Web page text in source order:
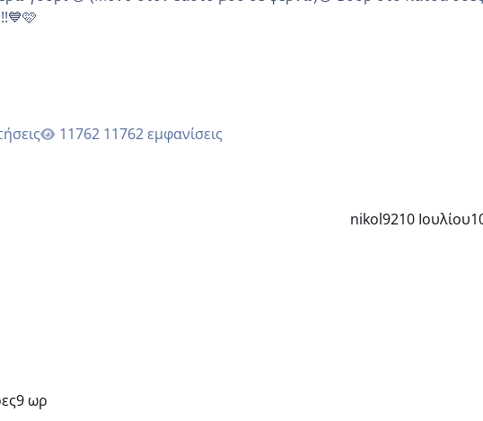
11762 εμφανίσεις
nikol9210 Ιουλίου
9 ωρ